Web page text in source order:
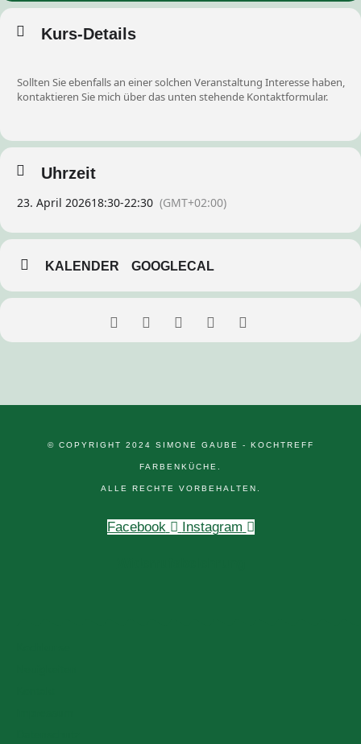
Kurs-Details
Sollten Sie ebenfalls an einer solchen Veranstaltung Interesse haben,
kontaktieren Sie mich über das unten stehende Kontaktformular.
Uhrzeit
23. April 202618:30-22:30 (GMT+02:00)
KALENDER GOOGLECAL
© COPYRIGHT 2024 SIMONE GAUBE - KOCHTREFF
FARBENKÜCHE.
ALLE RECHTE VORBEHALTEN.
Facebook Instagram